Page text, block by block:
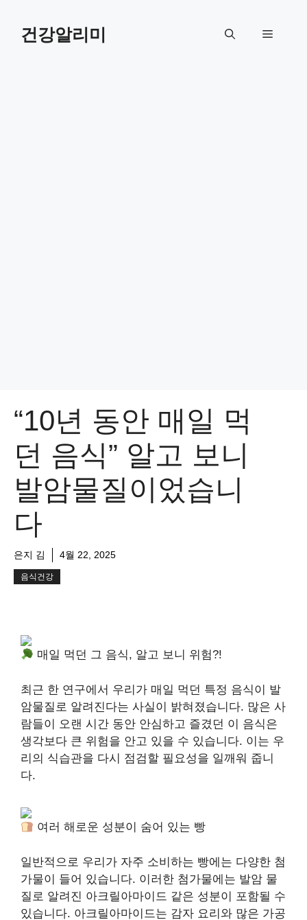
건강알리미 메
“10년 동안 매일 먹
던 음식” 알고 보니
발암물질이었습니
다
은지 김 4월 22, 2025
음식건강
매일 먹던 그 음식, 알고 보니 위험?!
최근 한 연구에서 우리가 매일 먹던 특정 음식이 발
암물질로 알려진다는 사실이 밝혀졌습니다. 많은 사
람들이 오랜 시간 동안 안심하고 즐겼던 이 음식은
생각보다 큰 위험을 안고 있을 수 있습니다. 이는 우
리의 식습관을 다시 점검할 필요성을 일깨워 줍니
다.
여러 해로운 성분이 숨어 있는 빵
일반적으로 우리가 자주 소비하는 빵에는 다양한 첨
가물이 들어 있습니다. 이러한 첨가물에는 발암 물
질로 알려진 아크릴아마이드 같은 성분이 포함될 수
있습니다. 아크릴아마이드는 감자 요리와 많은 가공